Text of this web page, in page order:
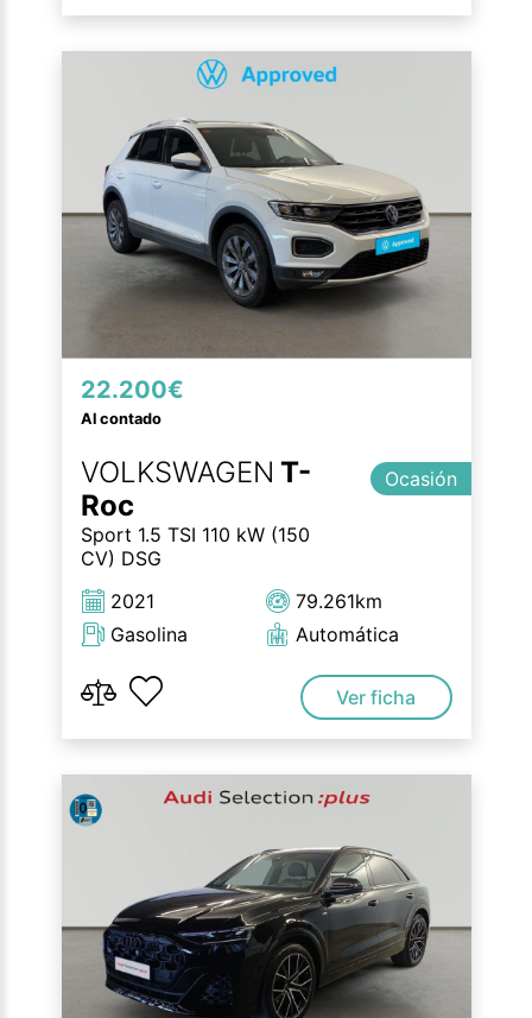
22.200€
Al contado
VOLKSWAGEN T-
Roc
Sport 1.5 TSI 110 kW (150
CV) DSG
Ocasión
2021
Gasolina
79.261km
Automática
Ver ficha